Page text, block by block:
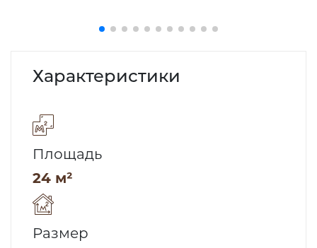
Характеристики
Площадь
24 м²
Размер